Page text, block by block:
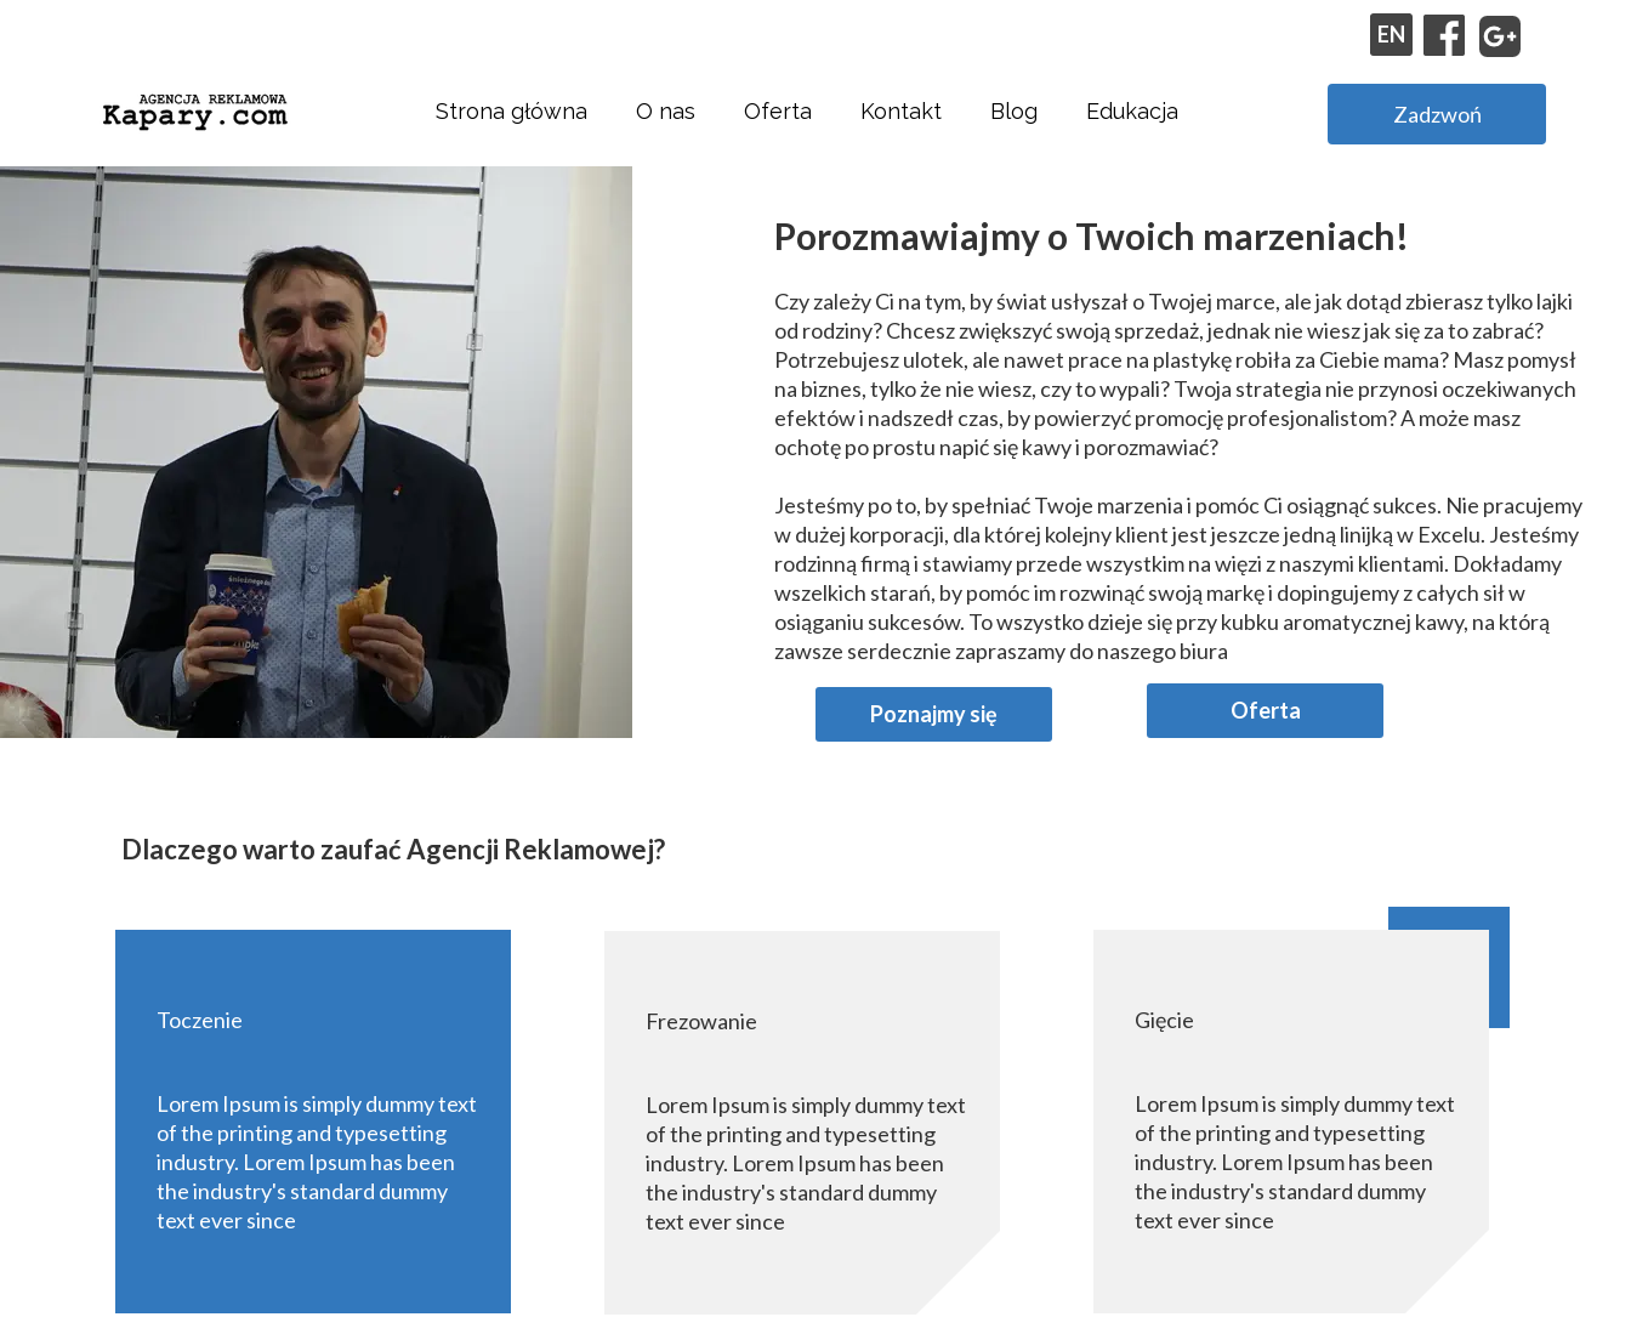
Lorem Ipsum is simply dummy text
of the printing and typesetting
industry. Lorem Ipsum has been
the industry's standard dummy
text ever since
Gięcie
Lorem Ipsum is simply dummy text
of the printing and typesetting
industry. Lorem Ipsum has been
the industry's standard dummy
text ever since
Frezowanie
Lorem Ipsum is simply dummy text
of the printing and typesetting
industry. Lorem Ipsum has been
the industry's standard dummy
text ever since
Toczenie
Dlaczego warto zaufać Agencji Reklamowej?
Zadzwoń
EN
Strona główna O nas Oferta
Sklepy internetowe
Korekta tekstu
Banery i bilbordy
Grafika
Reklama Display
Reklama Video
Animacje
Sesja fotograficzna produktów
Sklep z gadżetami
Kontakt Blog Edukacja
Praktyki w Agencji Reklamowej Kapary.com
Oferta
Poznajmy się
Porozmawiajmy o Twoich marzeniach!
Czy zależy Ci na tym, by świat usłyszał o Twojej marce, ale jak dotąd zbierasz tylko lajki
od rodziny? Chcesz zwiększyć swoją sprzedaż, jednak nie wiesz jak się za to zabrać?
Potrzebujesz ulotek, ale nawet prace na plastykę robiła za Ciebie mama? Masz pomysł
na biznes, tylko że nie wiesz, czy to wypali? Twoja strategia nie przynosi oczekiwanych
efektów i nadszedł czas, by powierzyć promocję profesjonalistom? A może masz
ochotę po prostu napić się kawy i porozmawiać?
Jesteśmy po to, by spełniać Twoje marzenia i pomóc Ci osiągnąć sukces. Nie pracujemy
w dużej korporacji, dla której kolejny klient jest jeszcze jedną linijką w Excelu. Jesteśmy
rodzinną firmą i stawiamy przede wszystkim na więzi z naszymi klientami. Dokładamy
wszelkich starań, by pomóc im rozwinąć swoją markę i dopingujemy z całych sił w
osiąganiu sukcesów. To wszystko dzieje się przy kubku aromatycznej kawy, na którą
zawsze serdecznie zapraszamy do naszego biura